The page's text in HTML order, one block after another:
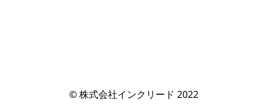
© 株式会社インクリード 2022